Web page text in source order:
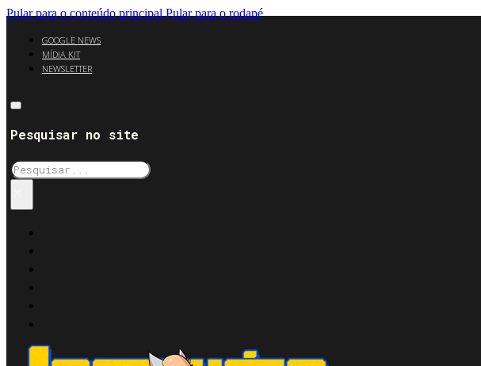
Pular para o conteúdo principal Pular para o rodapé
GOOGLE NEWS
MÍDIA KIT
NEWSLETTER
Pesquisar no site
Pesquisar